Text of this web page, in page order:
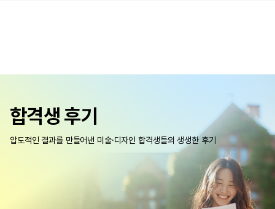
합격생 후기
압도적인 결과를 만들어낸 미술·디자인 합격생들의 생생한 후기